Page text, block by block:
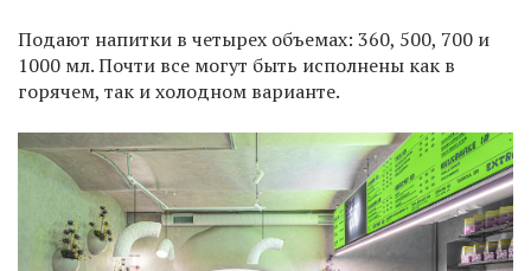
Подают напитки в четырех объемах: 360, 500, 700 и
1000 мл. Почти все могут быть исполнены как в
горячем, так и холодном варианте.